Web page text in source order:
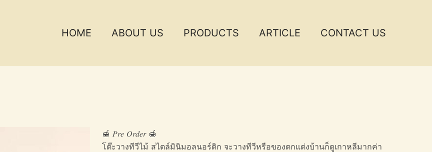
HOME ABOUT US PRODUCTS ARTICLE CONTACT US
🍯 𝑃𝑟𝑒 𝑂𝑟𝑑𝑒𝑟 🍯
โต๊ะวางทีวีไม้ สไตล์มินิมอลนอร์ดิก จะวางทีวีหรือของตกแต่งบ้านก็ดูเกาหลีมากค่า